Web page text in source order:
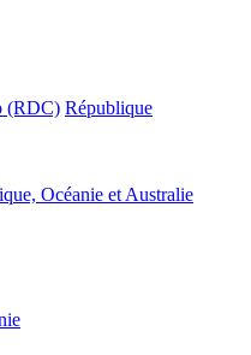
(RDC) République
Océanie et Australie